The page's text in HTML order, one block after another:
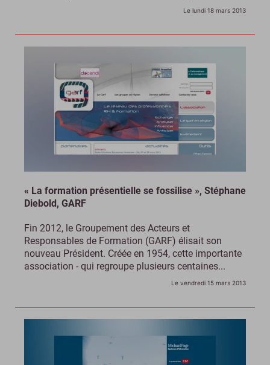
Le lundi 18 mars 2013
« La formation présentielle se fossilise », Stéphane
Diebold, GARF
Fin 2012, le Groupement des Acteurs et
Responsables de Formation (GARF) élisait son
nouveau Président. Créée en 1954, cette importante
association - qui regroupe plusieurs centaines...
Le vendredi 15 mars 2013